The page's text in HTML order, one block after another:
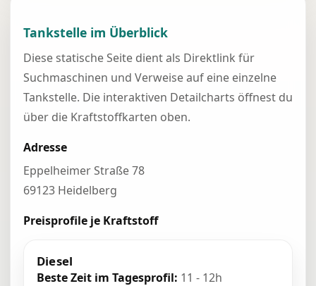
Tankstelle im Überblick
Diese statische Seite dient als Direktlink für
Suchmaschinen und Verweise auf eine einzelne
Tankstelle. Die interaktiven Detailcharts öffnest du
über die Kraftstoffkarten oben.
Adresse
Eppelheimer Straße 78
69123 Heidelberg
Preisprofile je Kraftstoff
Diesel
Beste Zeit im Tagesprofil: 11 - 12h